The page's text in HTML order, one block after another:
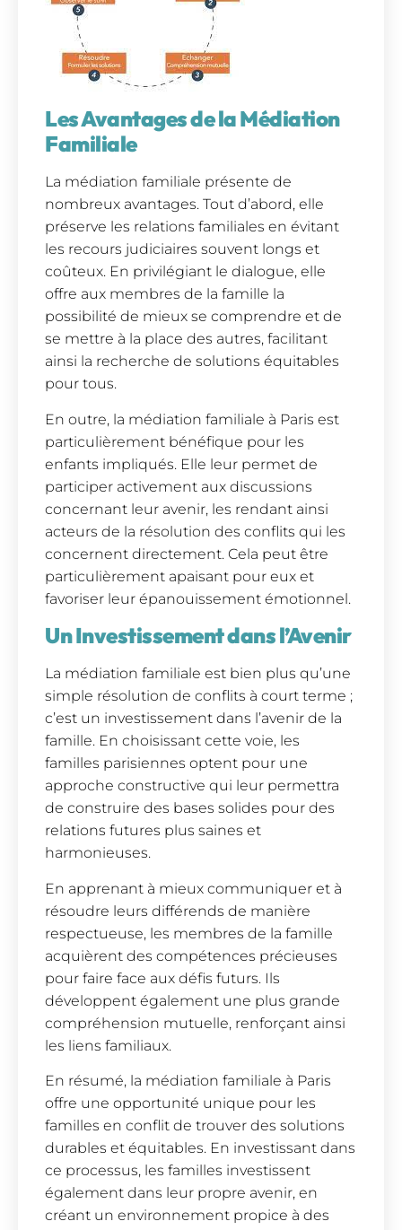
Les Avantages de la Médiation
Familiale
La médiation familiale présente de
nombreux avantages. Tout d’abord, elle
préserve les relations familiales en évitant
les recours judiciaires souvent longs et
coûteux. En privilégiant le dialogue, elle
offre aux membres de la famille la
possibilité de mieux se comprendre et de
se mettre à la place des autres, facilitant
ainsi la recherche de solutions équitables
pour tous.
En outre, la médiation familiale à Paris est
particulièrement bénéfique pour les
enfants impliqués. Elle leur permet de
participer activement aux discussions
concernant leur avenir, les rendant ainsi
acteurs de la résolution des conflits qui les
concernent directement. Cela peut être
particulièrement apaisant pour eux et
favoriser leur épanouissement émotionnel.
Un Investissement dans l’Avenir
La médiation familiale est bien plus qu’une
simple résolution de conflits à court terme ;
c’est un investissement dans l’avenir de la
famille. En choisissant cette voie, les
familles parisiennes optent pour une
approche constructive qui leur permettra
de construire des bases solides pour des
relations futures plus saines et
harmonieuses.
En apprenant à mieux communiquer et à
résoudre leurs différends de manière
respectueuse, les membres de la famille
acquièrent des compétences précieuses
pour faire face aux défis futurs. Ils
développent également une plus grande
compréhension mutuelle, renforçant ainsi
les liens familiaux.
En résumé, la médiation familiale à Paris
offre une opportunité unique pour les
familles en conflit de trouver des solutions
durables et équitables. En investissant dans
ce processus, les familles investissent
également dans leur propre avenir, en
créant un environnement propice à des